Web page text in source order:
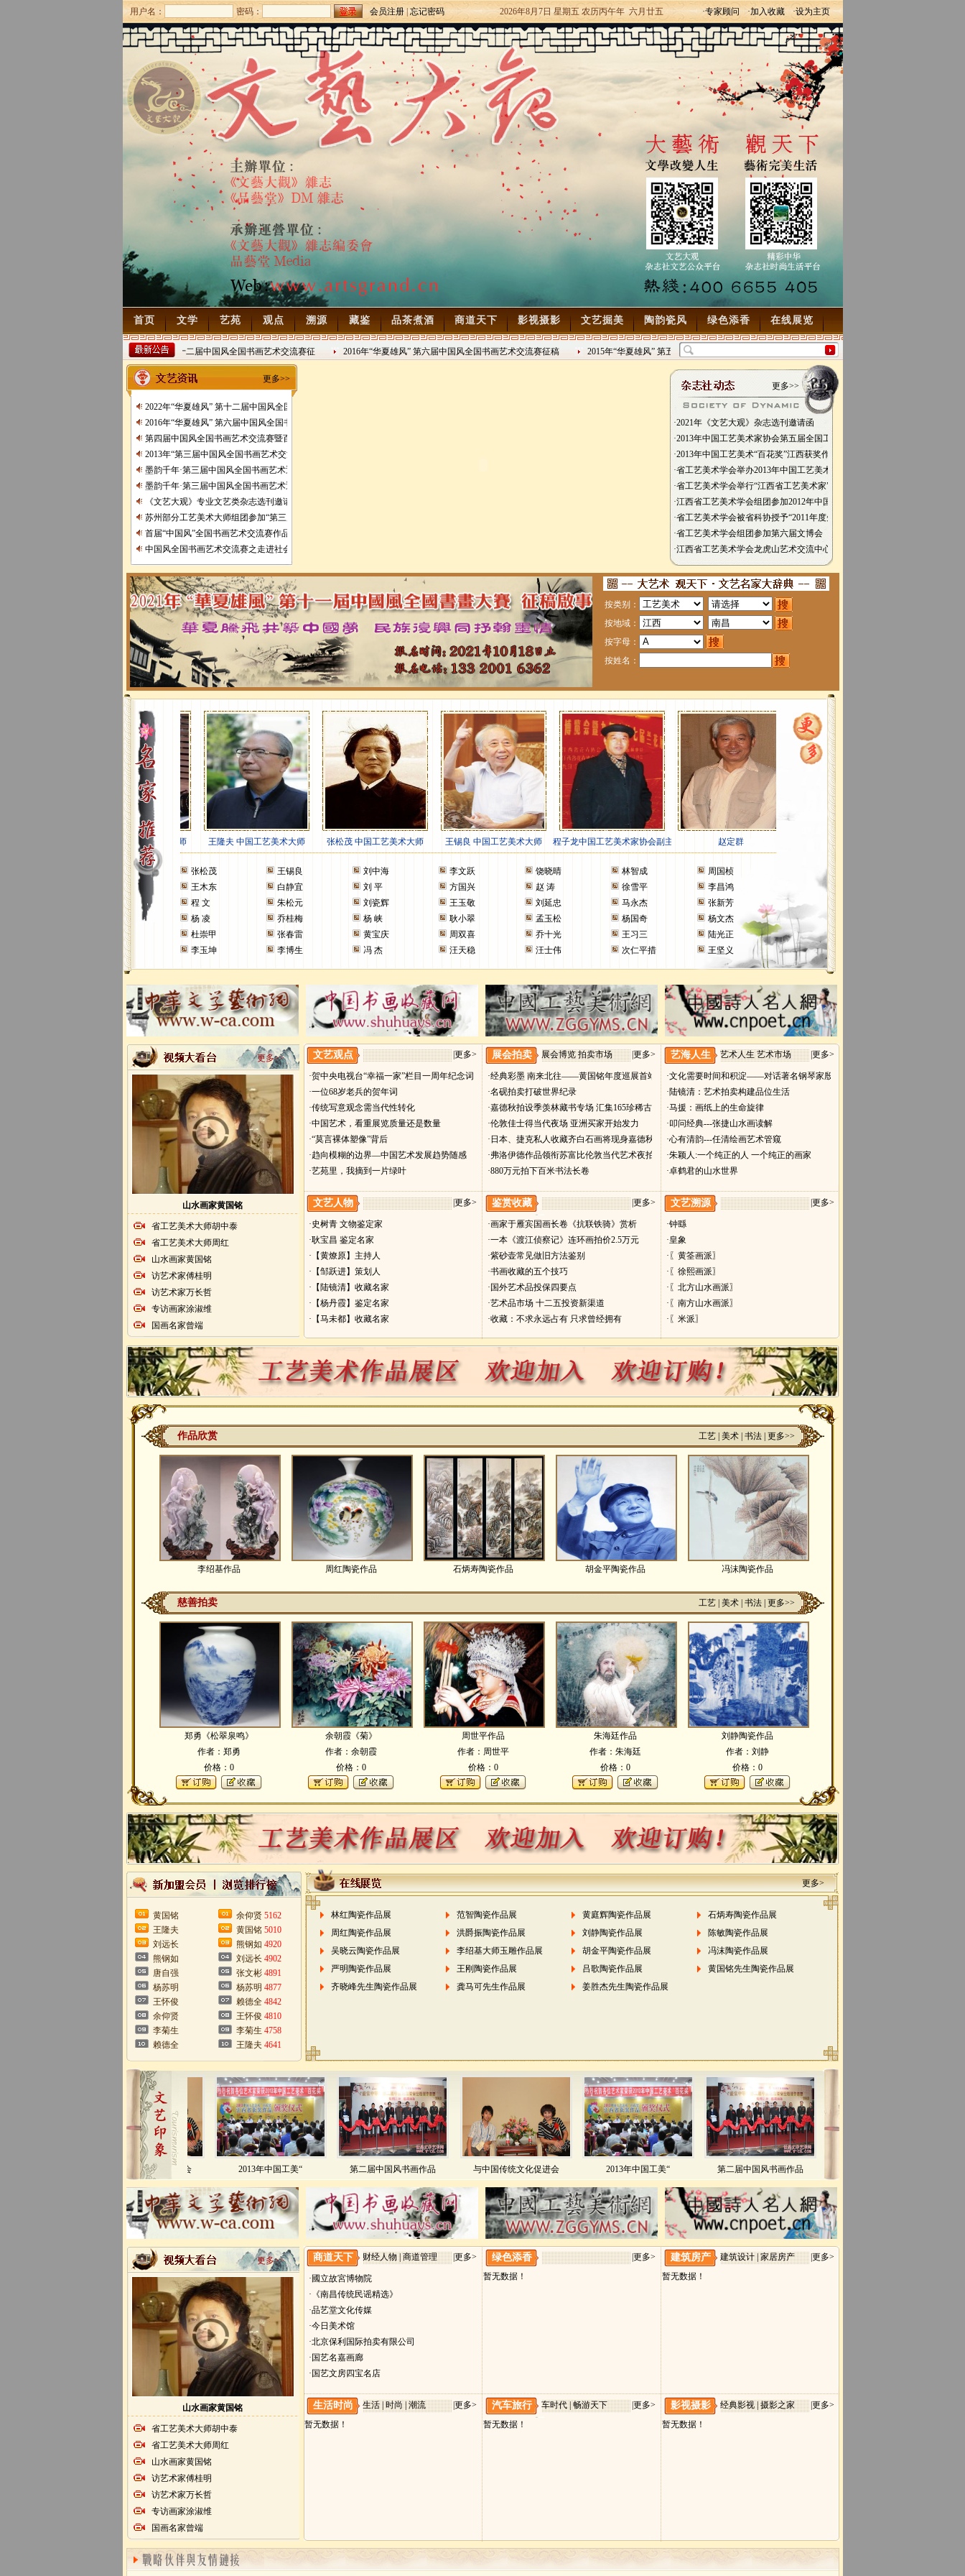
用户名： 密码： 会员注册|忘记密码 2026年8月7日 星期五 农历丙午年 六月廿五 ·专家顾问 ·加入收藏 ·设为主页
首页 文学 艺苑 观点 溯源 藏鉴 品茶煮酒 商道天下 影视摄影 文艺掘美 陶韵瓷风 绿色添香 在线展览
2022年“华夏雄风” 第十二届中国风全国书画艺术交流赛征
2016年“华夏雄风” 第六届中国风全国书画艺术交流赛征稿
2016/8/27
2015年“华夏雄风” 第五届中国风全国书画交流赛暨纪念抗
日战争胜利70周年书画展7月28日起征稿2015/7/28
“墨韵千年”百位名家绘中华百米长卷“华
图”创作2014/3/18
更多>>
2022年“华夏雄风” 第十二届中国风全国书画艺术交流赛征稿
2016年“华夏雄风” 第六届中国风全国书画艺术交流赛征稿
第四届中国风全国书画艺术交流赛暨百位名家绘中华百米长卷创作邀请展
2013年“第三届中国风全国书画艺术交流赛” 获奖名单
墨韵千年·第三届中国风全国书画艺术迎春作品展
墨韵千年·第三届中国风全国书画艺术迎春作品展 南昌展
《文艺大观》专业文艺类杂志选刊邀请函
苏州部分工艺美术大师组团参加“第三届中、日、韩名家艺术邀请展”
首届“中国风”全国书画艺术交流赛作品展
中国风全国书画艺术交流赛之走进社会主义生态新农村艺术写生
更多>>
·2021年《文艺大观》杂志选刊邀请函
·2013年中国工艺美术家协会第五届全国工艺美术博览会
·2013年中国工艺美术“百花奖”江西获奖作品颁奖仪式在鹰潭市举行
·省工艺美术学会举办2013年中国工艺美术“百花奖”江西省获奖作品汇展新闻
·省工艺美术学会举行“江西省工艺美术家”颁证仪式
·江西省工艺美术学会组团参加2012年中国工艺美术“百花奖”评选活动取得圆
·省工艺美术学会被省科协授予“2011年度先进省级学会”光荣称号
·省工艺美术学会组团参加第六届文博会
·江西省工艺美术学会龙虎山艺术交流中心挂牌成立
按类别：
按地域：
按字母：
按姓名：
张松茂 王锡良 刘中海 李文跃 饶晓晴 林智成
周国桢
王木东
白静宜 刘 平 方国兴 赵 涛 徐雪平
李昌鸿
程 文
朱松元 刘瓷辉 王玉敬 刘延忠 马永杰
张新芳
杨 凌
乔桂梅 杨 峡 耿小翠 孟玉松 杨国奇
杨文杰
杜崇甲
张春雷 黄宝庆 周双喜 乔十光 王习三
陆光正
李玉坤
李博生 冯 杰 汪天稳 汪士伟 次仁平措 王坚义
更多>>
山水画家黄国铭
省工艺美术大师胡中泰
省工艺美术大师周红
山水画家黄国铭
访艺术家傅桂明
访艺术家万长哲
专访画家涂淑维
国画名家曾端
文艺观点 更多>
·贺中央电视台“幸福一家”栏目一周年纪念词
·一位68岁老兵的贺年词
·传统写意观念需当代性转化
·中国艺术，看重展览质量还是数量
·“莫言裸体塑像”背后
·趋向模糊的边界—中国艺术发展趋势随感
·艺苑里，我摘到一片绿叶
展会拍卖 展会博览 拍卖市场 更多>
·经典彩墨 南来北往——黄国铭年度巡展首站大连展将于9月28日开幕
·名砚拍卖打破世界纪录
·嘉德秋拍设季羡林藏书专场 汇集165珍稀古籍
·伦敦佳士得当代夜场 亚洲买家开始发力
·日本、捷克私人收藏齐白石画将现身嘉德秋拍
·弗洛伊德作品领衔苏富比伦敦当代艺术夜拍
·880万元拍下百米书法长卷
艺海人生 艺术人生 艺术市场 更多>
·文化需要时间和积淀——对话著名钢琴家殷承宗
·陆镜清：艺术拍卖构建品位生活
·马援：画纸上的生命旋律
·叩问经典---张捷山水画读解
·心有清韵---任清绘画艺术管窥
·朱颖人:一个纯正的人 一个纯正的画家
·卓鹤君的山水世界
文艺人物 更多>
·史树青 文物鉴定家
·耿宝昌 鉴定名家
·【黄燎原】主持人
·【邹跃进】策划人
·【陆镜清】收藏名家
·【杨丹霞】鉴定名家
·【马未都】收藏名家
鉴赏收藏 更多>
·画家于雁宾国画长卷《抗联铁骑》赏析
·一本《渡江侦察记》连环画拍价2.5万元
·紫砂壶常见做旧方法鉴别
·书画收藏的五个技巧
·国外艺术品投保四要点
·艺术品市场 十二五投资新渠道
·收藏：不求永远占有 只求曾经拥有
文艺溯源 更多>
·钟繇
·皇象
·〖黄筌画派〗
·〖徐熙画派〗
·〖北方山水画派〗
·〖南方山水画派〗
·〖米派〗
作品欣赏 工艺| 美术| 书法| 更多>>
李绍基作品 周红陶瓷作品 石炳寿陶瓷作品 胡金平陶瓷作品 冯沫陶瓷作品
慈善拍卖 工艺| 美术| 书法| 更多>>
郑勇《松翠泉鸣》
作者：郑勇
价格：0
余朝霞《菊》
作者：余朝霞
价格：0
周世平作品
作者：周世平
价格：0
朱海廷作品
作者：朱海廷
价格：0
刘静陶瓷作品
作者：刘静
价格：0
黄国铭
王隆夫
刘远长
熊钢如
唐自强
杨苏明
王怀俊
余仰贤
李菊生
赖德全
余仰贤 5162
黄国铭 5010
熊钢如 4920
刘远长 4902
张文彬 4891
杨苏明 4877
赖德全 4842
王怀俊 4810
李菊生 4758
王隆夫 4641
更多>
林红陶瓷作品展 范智陶瓷作品展 黄庭辉陶瓷作品展
石炳寿陶瓷作品展
周红陶瓷作品展
洪爵振陶瓷作品展 刘静陶瓷作品展
陈敏陶瓷作品展
吴晓云陶瓷作品展
李绍基大师玉雕作品展 胡金平陶瓷作品展
冯沫陶瓷作品展
严明陶瓷作品展
王刚陶瓷作品展 吕歌陶瓷作品展
黄国铭先生陶瓷作品展
齐晓峰先生陶瓷作品展
龚马可先生作品展 姜胜杰先生陶瓷作品展
与中国传统文化促进会 2013年中国工美“ 第二届中国风书画作品 与中国传统文化促进会 2013年中国工美“ 第二届中国风书画作品
更多>>
山水画家黄国铭
省工艺美术大师胡中泰
省工艺美术大师周红
山水画家黄国铭
访艺术家傅桂明
访艺术家万长哲
专访画家涂淑维
国画名家曾端
商道天下 财经人物 | 商道管理 更多>
·國立故宮博物院
·《南昌传统民谣精选》
·品艺堂文化传媒
·今日美术馆
·北京保利国际拍卖有限公司
·国艺名嘉画廊
·国艺文房四宝名店
绿色添香
更多>
暂无数据！
建筑房产 建筑设计 | 家居房产
更多>
暂无数据！
生活时尚 生活 | 时尚 | 潮流
更多>
暂无数据！
汽车旅行 车时代 | 畅游天下
更多>
暂无数据！
影视摄影 经典影视 | 摄影之家
更多>
暂无数据！